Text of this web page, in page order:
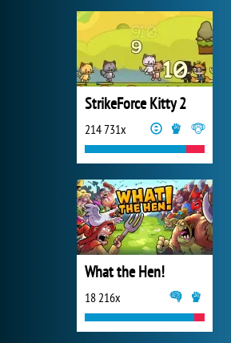
StrikeForce Kitty 2
214 731x
What the Hen!
18 216x